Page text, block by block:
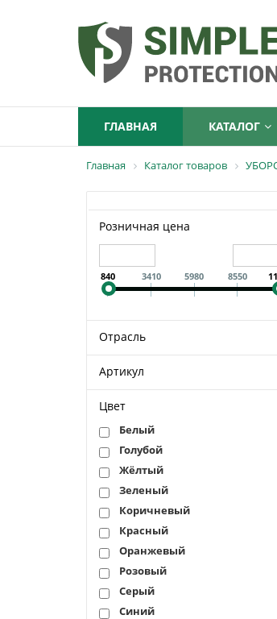
ГЛАВНАЯ КАТАЛОГ
Главная Каталог товаров
Розничная цена
840 3410 5980 8550
Отрасль
Артикул
Цвет
Белый
Голубой
Жёлтый
Зеленый
Коричневый
Красный
Оранжевый
Розовый
Серый
Синий